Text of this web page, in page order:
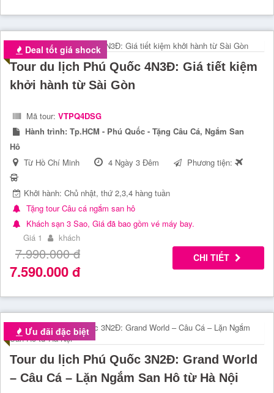
Deal tốt giá shock
Tour du lịch Phú Quốc 4N3Đ: Giá tiết kiệm
khởi hành từ Sài Gòn
Mã tour: VTPQ4DSG
Hành trình: Tp.HCM - Phú Quốc - Tặng Câu Cá, Ngắm San
Hô
Từ Hồ Chí Minh
4 Ngày 3 Đêm Phương tiện:
Khởi hành: Chủ nhật, thứ 2,3,4 hàng tuần
Tặng tour Câu cá ngắm san hô
Khách sạn 3 Sao, Giá đã bao gồm vé máy bay.
Giá 1
khách
7.990.000đ
7.590.000đ
CHI TIẾT
Ưu đãi đặc biệt
Tour du lịch Phú Quốc 3N2Đ: Grand World
– Câu Cá – Lặn Ngắm San Hô từ Hà Nội